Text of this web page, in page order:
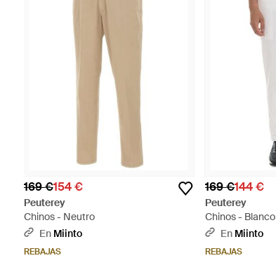
169 €154 €
Peuterey
Chinos - Neutro
En Miinto
REBAJAS
169 €144 €
Peuterey
Chinos - Blanco
En Miinto
REBAJAS